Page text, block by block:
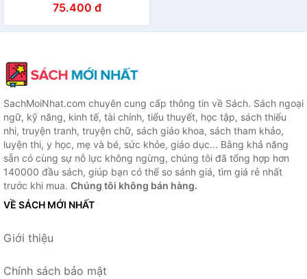
75.400 đ
SachMoiNhat.com chuyên cung cấp thông tin về Sách. Sách ngoại
ngữ, kỹ năng, kinh tế, tài chính, tiểu thuyết, học tập, sách thiếu
nhi, truyện tranh, truyện chữ, sách giáo khoa, sách tham khảo,
luyện thi, y học, mẹ và bé, sức khỏe, giáo dục... Bằng khả năng
sẵn có cùng sự nỗ lực không ngừng, chúng tôi đã tổng hợp hơn
140000 đầu sách, giúp bạn có thể so sánh giá, tìm giá rẻ nhất
trước khi mua. Chúng tôi không bán hàng.
VỀ SÁCH MỚI NHẤT
Giới thiệu
Chính sách bảo mật